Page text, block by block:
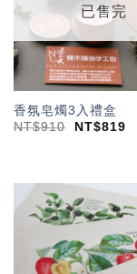
已售完
香氛皂燭3入禮盒
NT$910 NT$819